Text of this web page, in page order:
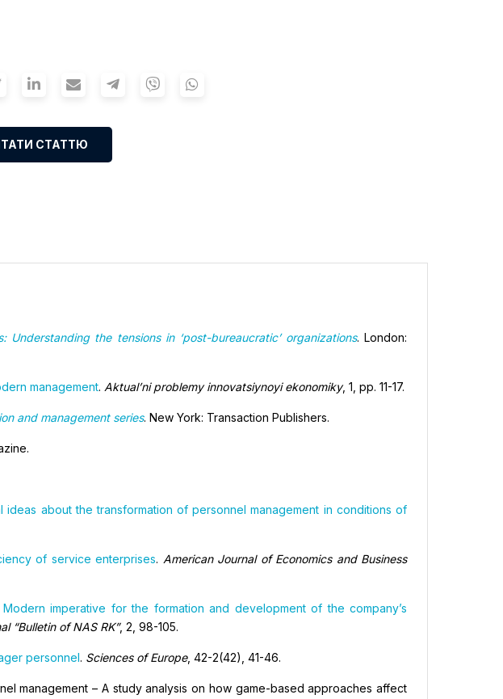
СТАТТЮ
the tensions in ‘post-bureaucratic’ organizations. London:
management. Aktual’ni problemy innovatsiynoyi ekonomiky, 1, pp. 11-17.
and management series. New York: Transaction Publishers.
about the transformation of personnel management in conditions of
of service enterprises. American Journal of Economics and Business
Modern imperative for the formation and development of the company’s
“Bulletin of NAS RK”, 2, 98-105.
personnel. Sciences of Europe, 42-2(42), 41-46.
management – A study analysis on how game-based approaches affect